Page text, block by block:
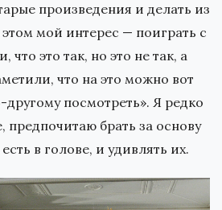
произведения и делать из
мой интерес — поиграть с
это так, но это не так, а
что на это можно вот
посмотреть». Я редко
предпочитаю брать за основу
в голове, и удивлять их.